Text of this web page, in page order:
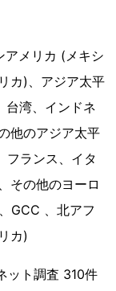
アメリカ (メキシ
カ)、アジア太平
台湾、インドネ
他のアジア太平
フランス、イタ
その他のヨーロ
GCC 、北アフ
カ)
ット調査 310件